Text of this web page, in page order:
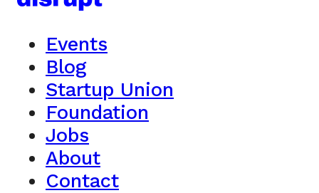
Events
Blog
Startup Union
Foundation
Jobs
About
Contact